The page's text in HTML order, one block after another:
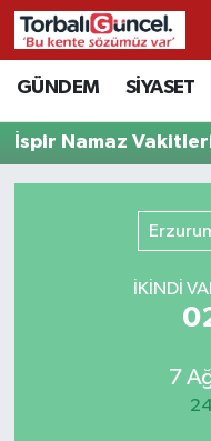
GÜNDEM SİYASET
İspir Namaz
İKINDI
7
İzmir Nöbetçi
İzmir Hava
İzmir Trafik
Süper Lig Puan
Tüm Manşetler